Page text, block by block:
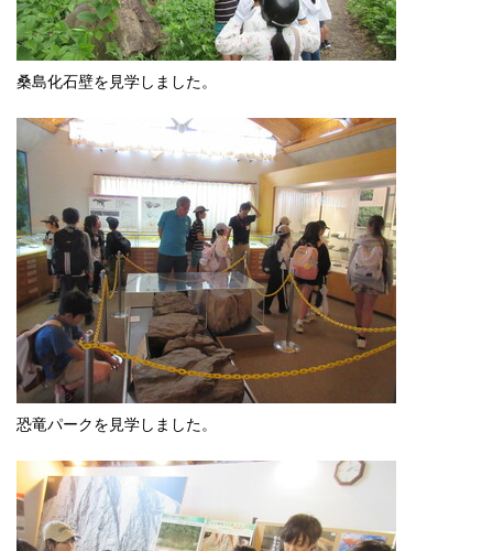
桑島化石壁を見学しました。
恐竜パークを見学しました。